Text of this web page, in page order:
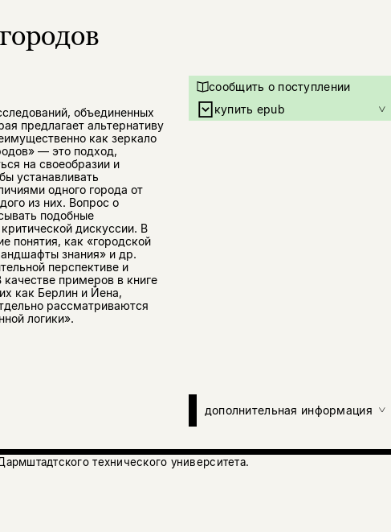
объединенных
предлагает альтернативу
как зеркало
— это подход,
на своеобразии и
устанавливать
одного города от
из них. Вопрос о
подобные
дискуссии. В
понятия, как «городской
знания» и др.
перспективе и
примеров в книге
как Берлин и Йена,
рассматриваются
логики».
сообщить о поступлении
купить epub
дополнительная информация
технического университета.